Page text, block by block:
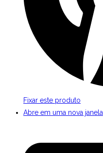
Fixar este produto
Abre em uma nova janela